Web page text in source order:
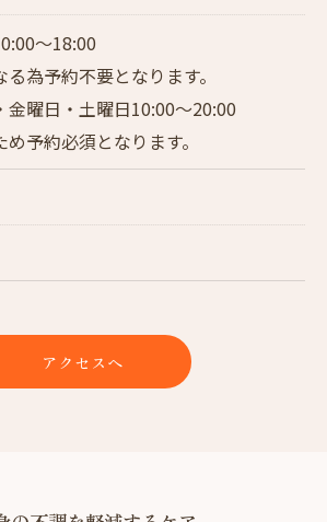
～18:00
為予約不要となります。
金曜日・土曜日10:00～20:00
予約必須となります。
アクセスへ